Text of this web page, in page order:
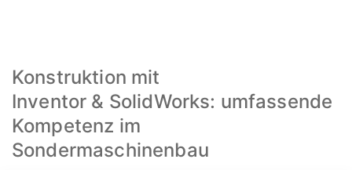
Konstruktion mit
Inventor & SolidWorks: umfassende
Kompetenz im
Sondermaschinenbau